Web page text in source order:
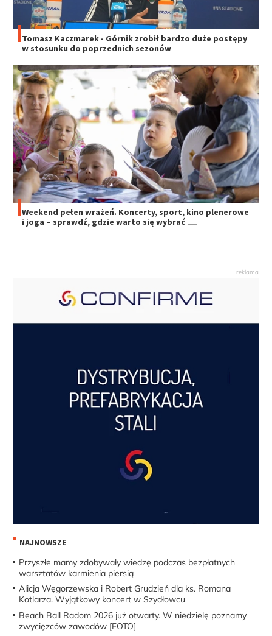
Tomasz Kaczmarek - Górnik zrobił bardzo duże postępy
w stosunku do poprzednich sezonów
Weekend pełen wrażeń. Koncerty, sport, kino plenerowe
i joga – sprawdź, gdzie warto się wybrać
NAJNOWSZE
Przyszłe mamy zdobywały wiedzę podczas bezpłatnych
warsztatów karmienia piersią
Alicja Węgorzewska i Robert Grudzień dla ks. Romana
Kotlarza. Wyjątkowy koncert w Szydłowcu
Beach Ball Radom 2026 już otwarty. W niedzielę poznamy
zwycięzców zawodów [FOTO]